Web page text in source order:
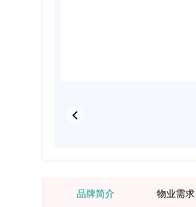
品牌简介 物业需求